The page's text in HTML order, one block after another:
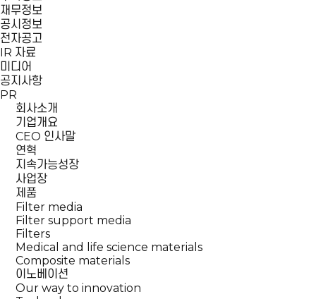
재무정보
공시정보
전자공고
IR 자료
미디어
공지사항
PR
회사소개
기업개요
CEO 인사말
연혁
지속가능성장
사업장
제품
Filter media
Filter support media
Filters
Medical and life science materials
Composite materials
이노베이션
Our way to innovation